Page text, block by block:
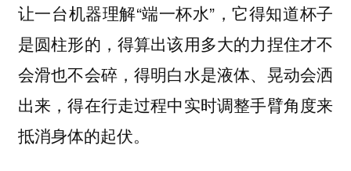
让一台机器理解“端一杯水”，它得知道杯子
是圆柱形的，得算出该用多大的力捏住才不
会滑也不会碎，得明白水是液体、晃动会洒
出来，得在行走过程中实时调整手臂角度来
抵消身体的起伏。